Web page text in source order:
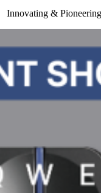
Innovating & Pioneering